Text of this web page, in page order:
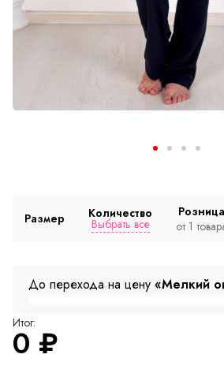
Размер Количество
Выбрать все
Розница
от 1
До перехода на цену «Мелкий
Итог:
0 ₽